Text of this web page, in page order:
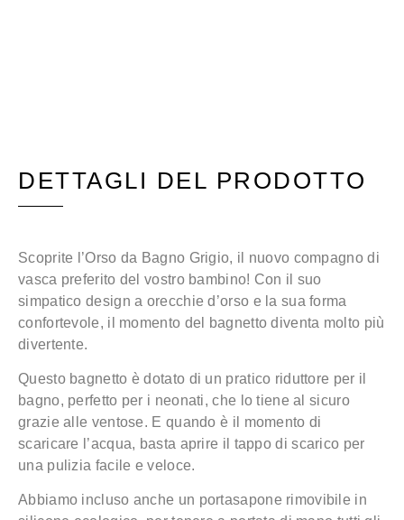
DETTAGLI DEL PRODOTTO
Scoprite l’Orso da Bagno Grigio, il nuovo compagno di
vasca preferito del vostro bambino! Con il suo
simpatico design a orecchie d’orso e la sua forma
confortevole, il momento del bagnetto diventa molto più
divertente.
Questo bagnetto è dotato di un pratico riduttore per il
bagno, perfetto per i neonati, che lo tiene al sicuro
grazie alle ventose. E quando è il momento di
scaricare l’acqua, basta aprire il tappo di scarico per
una pulizia facile e veloce.
Abbiamo incluso anche un portasapone rimovibile in